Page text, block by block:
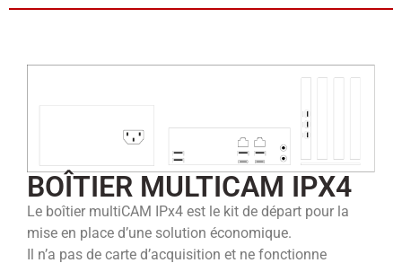
BOÎTIER MULTICAM IPX4
Le boîtier multiCAM IPx4 est le kit de départ pour la
mise en place d’une solution économique.
Il n’a pas de carte d’acquisition et ne fonctionne